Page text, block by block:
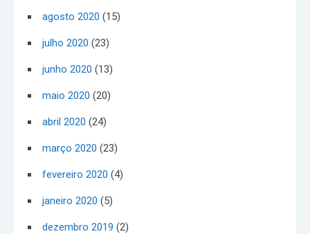
agosto 2020 (15)
julho 2020 (23)
junho 2020 (13)
maio 2020 (20)
abril 2020 (24)
março 2020 (23)
fevereiro 2020 (4)
janeiro 2020 (5)
dezembro 2019 (2)